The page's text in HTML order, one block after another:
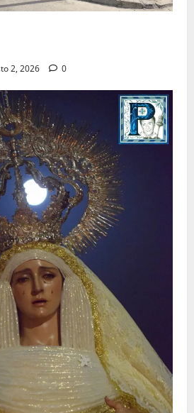
2, 2026 0